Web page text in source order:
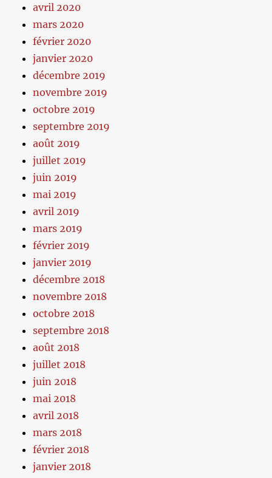
avril 2020
mars 2020
février 2020
janvier 2020
décembre 2019
novembre 2019
octobre 2019
septembre 2019
août 2019
juillet 2019
juin 2019
mai 2019
avril 2019
mars 2019
février 2019
janvier 2019
décembre 2018
novembre 2018
octobre 2018
septembre 2018
août 2018
juillet 2018
juin 2018
mai 2018
avril 2018
mars 2018
février 2018
janvier 2018